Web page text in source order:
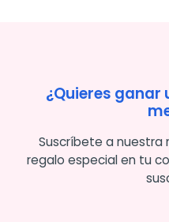
¿Quieres ganar
Suscríbete a nuestra
regalo especial en tu